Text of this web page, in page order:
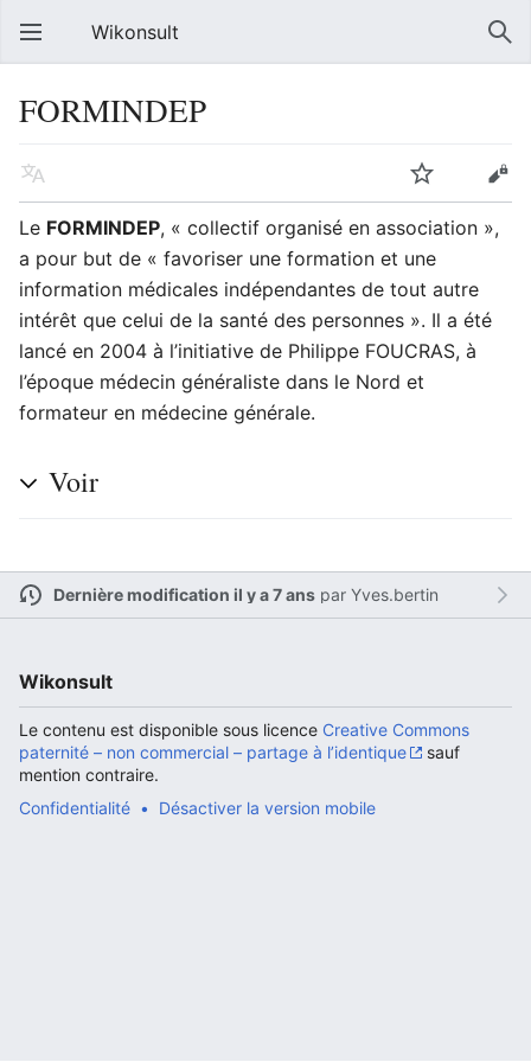
Wikonsult
FORMINDEP
Lire
Le FORMINDEP, « collectif organisé en association »,
a pour but de « favoriser une formation et une
information médicales indépendantes de tout autre
intérêt que celui de la santé des personnes ». Il a été
lancé en 2004 à l’initiative de Philippe FOUCRAS, à
l’époque médecin généraliste dans le Nord et
formateur en médecine générale.
Voir
Dernière modification il y a 7 anspar Yves.bertin
Wikonsult
Le contenu est disponible sous licence Creative Commons
paternité – non commercial – partage à l’identique
sauf
mention contraire.
Confidentialité
Désactiver la version mobile